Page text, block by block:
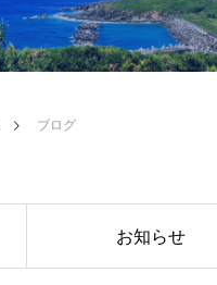
ブログ
お知らせ